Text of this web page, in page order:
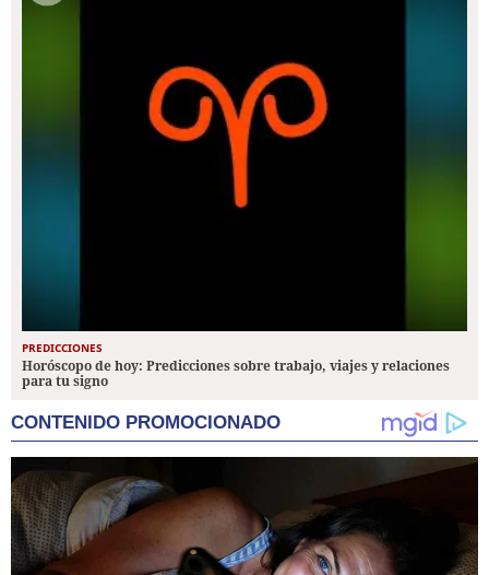
PREDICCIONES
Horóscopo de hoy: Predicciones sobre trabajo, viajes y relaciones
para tu signo
CONTENIDO PROMOCIONADO